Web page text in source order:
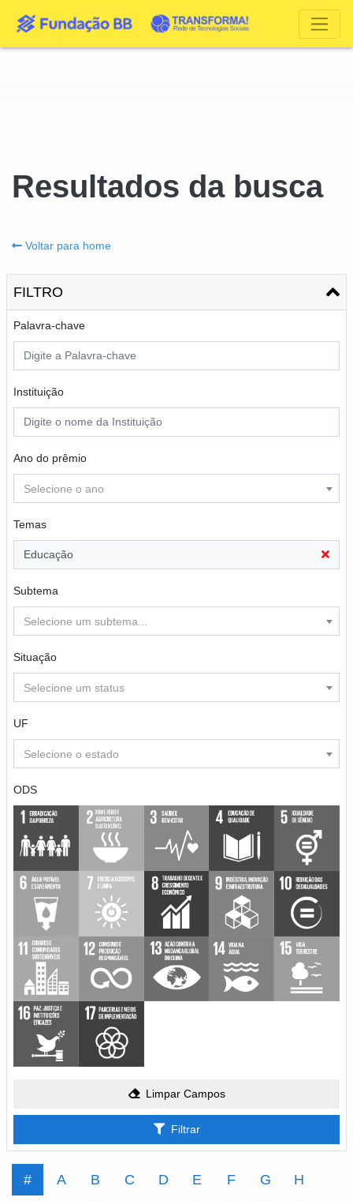
Resultados da busca
Voltar para home
FILTRO
Palavra-chave
Instituição
Ano do prêmio
Selecione o ano
Temas
Educação
Subtema
Selecione um subtema...
Situação
Selecione um status
UF
Selecione o estado
ODS
Limpar Campos
Filtrar
# A B C D E F G
H